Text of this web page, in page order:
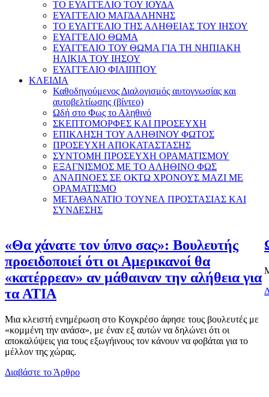
ΤΟ ΕΥΑΓΓΕΛΙΟ ΤΟΥ ΙΟΥΔΑ
ΕΥΑΓΓΕΛΙΟ ΜΑΓΔΑΛΗΝΗΣ
ΤΟ ΕΥΑΓΓΕΛΙΟ ΤΗΣ ΑΛΗΘΕΙΑΣ ΤΟΥ ΙΗΣΟΥ
ΕΥΑΓΓΕΛΙΟ ΘΩΜΑ
ΕΥΑΓΓΕΛΙΟ ΤΟΥ ΘΩΜΑ ΓΙΑ ΤΗ ΝΗΠΙΑΚΗ
ΗΛΙΚΙΑ ΤΟΥ ΙΗΣΟΥ
ΕΥΑΓΓΕΛΙΟ ΦΙΛΙΠΠΟΥ
ΚΛΕΙΔΙΑ
Καθοδηγούμενος Διαλογισμός αυτογνωσίας και
αυτοβελτίωσης (βίντεο)
Ωδή στο Φως το Αληθινό
ΣΚΕΠΤΟΜΟΡΦΕΣ ΚΑΙ ΠΡΟΣΕΥΧΗ
ΕΠΙΚΛΗΣΗ ΤΟΥ ΑΛΗΘΙΝΟΥ ΦΩΤΟΣ
ΠΡΟΣΕΥΧΗ ΑΠΟΚΑΤΑΣΤΑΣΗΣ
ΣΥΝΤΟΜΗ ΠΡΟΣΕΥΧΗ ΟΡΑΜΑΤΙΣΜΟΥ
ΕΞΑΓΝΙΣΜΟΣ ΜΕ ΤΟ ΑΛΗΘΙΝΟ ΦΩΣ
ΑΝΑΠΝΟΕΣ ΣΕ ΟΚΤΩ ΧΡΟΝΟΥΣ ΜΑΖΙ ΜΕ
ΟΡΑΜΑΤΙΣΜΟ
ΜΕΤΑΘΑΝΑΤΙΟ ΤΟΥΝΕΛ ΠΡΟΣΤΑΣΙΑΣ ΚΑΙ
ΣΥΝΔΕΣΗΣ
«Θα χάνατε τον ύπνο σας»: Βουλευτής
προειδοποιεί ότι οι Αμερικανοί θα
«κατέρρεαν» αν μάθαιναν την αλήθεια για
τα ΑΤΙΑ
Μια κλειστή ενημέρωση στο Κογκρέσο άφησε τους βουλευτές με
«κομμένη την ανάσα», με έναν εξ αυτών να δηλώνει ότι οι
αποκαλύψεις για τους εξωγήινους τον κάνουν να φοβάται για το
μέλλον της χώρας.
Διαβάστε το Άρθρο